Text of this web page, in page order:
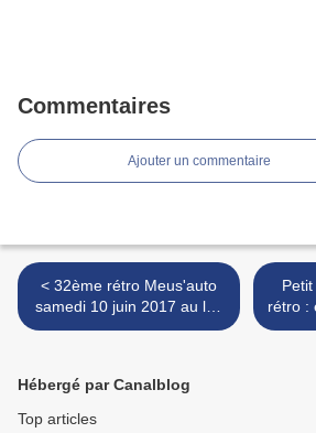
Commentaires
Ajouter un commentaire
< 32ème rétro Meus'auto
samedi 10 juin 2017 au lac
de Madine
rétro :
Hébergé par Canalblog
Top articles